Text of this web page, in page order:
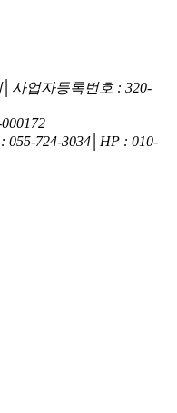
사업자등록번호 : 320-
055-724-3034│HP : 010-